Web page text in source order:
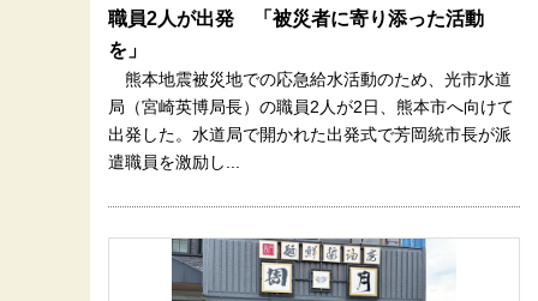
職員2人が出発 「被災者に寄り添った活動
を」
熊本地震被災地での応急給水活動のため、光市水道
局（宮崎英博局長）の職員2人が2日、熊本市へ向けて
出発した。水道局で開かれた出発式で芳岡統市長が派
遣職員を激励し...